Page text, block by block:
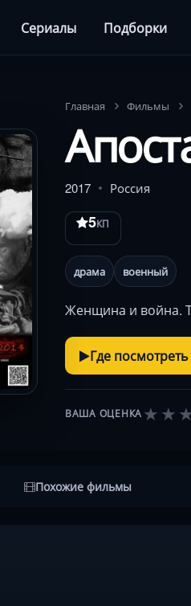
Сериалы Подборки
Главная Фильмы
2017 Россия
5КП
драма военный
Женщина и война.
Где посмотреть
ВАША ОЦЕНКА ★★
Похожие фильмы